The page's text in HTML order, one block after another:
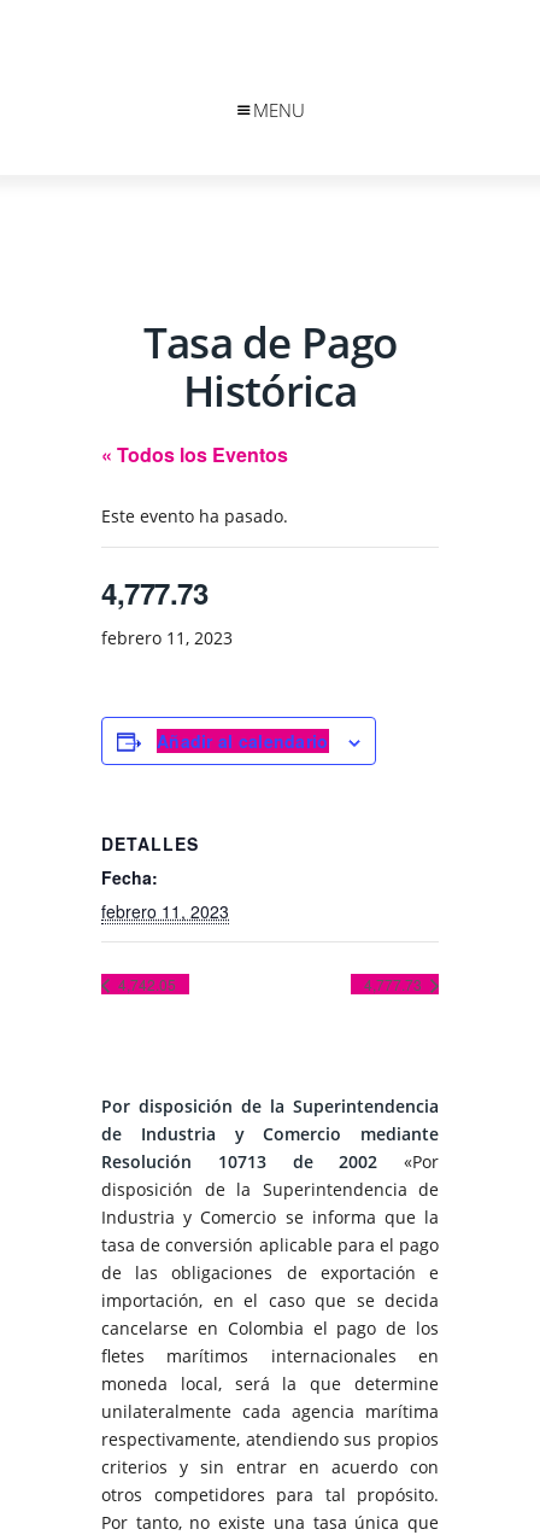
MENU
Tasa de Pago
Histórica
« Todos los Eventos
Este evento ha pasado.
4,777.73
febrero 11, 2023
Añadir al calendario
DETALLES
Fecha:
febrero 11, 2023
4,742.05 4,777.73
Por disposición de la Superintendencia
de Industria y Comercio mediante
Resolución 10713 de 2002 «Por
disposición de la Superintendencia de
Industria y Comercio se informa que la
tasa de conversión aplicable para el pago
de las obligaciones de exportación e
importación, en el caso que se decida
cancelarse en Colombia el pago de los
fletes marítimos internacionales en
moneda local, será la que determine
unilateralmente cada agencia marítima
respectivamente, atendiendo sus propios
criterios y sin entrar en acuerdo con
otros competidores para tal propósito.
Por tanto, no existe una tasa única que